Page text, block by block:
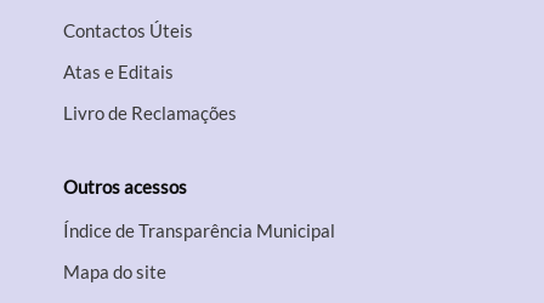
Contactos Úteis
Atas e Editais
Livro de Reclamações
Outros acessos
Índice de Transparência Municipal
Mapa do site